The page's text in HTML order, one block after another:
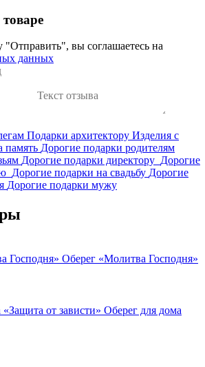
вы соглашаетесь на
данных
Подарки архитектору Изделия с
память Дорогие подарки родителям
Дорогие подарки директору Дорогие
Дорогие подарки на свадьбу Дорогие
Дорогие подарки мужу
Оберег «Молитва Господня»
Оберег для дома